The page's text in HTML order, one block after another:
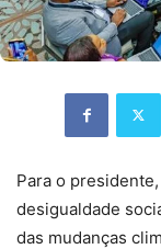
Para o
desigualdade
das mudanças